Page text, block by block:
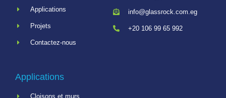
Applications
Projets
Contactez-nous
info@glassrock.com.eg
+20 106 99 65 992
Applications
Cloisons et murs